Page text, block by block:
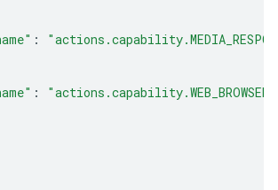
:
:
"actions.capability.WEB_BROWSER"